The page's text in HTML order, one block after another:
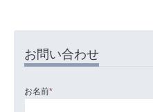
お問い合わせ
お名前*